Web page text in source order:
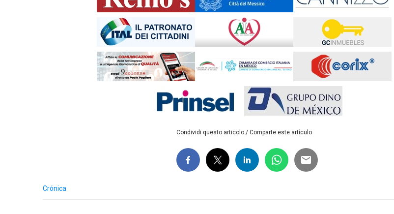
Condividi questo articolo / Comparte este artículo
Crónica